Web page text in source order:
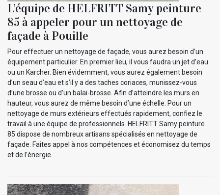
L’équipe de HELFRITT Samy peinture
85 à appeler pour un nettoyage de
façade à Pouille
Pour effectuer un nettoyage de façade, vous aurez besoin d’un
équipement particulier. En premier lieu, il vous faudra un jet d’eau
ou un Karcher. Bien évidemment, vous aurez également besoin
d’un seau d’eau et s’il y a des taches coriaces, munissez-vous
d’une brosse ou d’un balai-brosse. Afin d’atteindre les murs en
hauteur, vous aurez de même besoin d’une échelle. Pour un
nettoyage de murs extérieurs effectués rapidement, confiez le
travail à une équipe de professionnels. HELFRITT Samy peinture
85 dispose de nombreux artisans spécialisés en nettoyage de
façade. Faites appel à nos compétences et économisez du temps
et de l’énergie.